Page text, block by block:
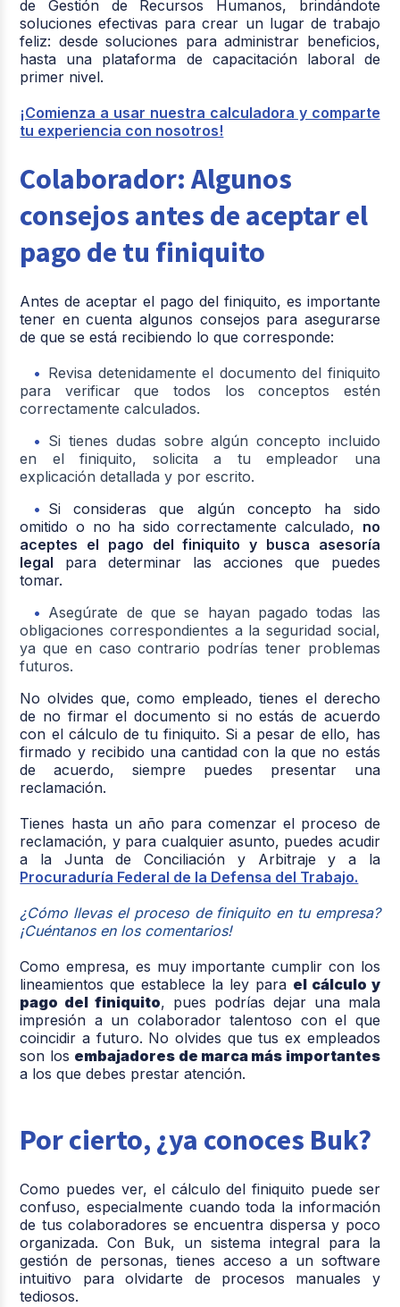
de Gestión de Recursos Humanos, brindándote
soluciones efectivas para crear un lugar de trabajo
feliz: desde soluciones para administrar beneficios,
hasta una plataforma de capacitación laboral de
primer nivel.
¡Comienza a usar nuestra calculadora y comparte
tu experiencia con nosotros!
Colaborador: Algunos
consejos antes de aceptar el
pago de tu finiquito
Antes de aceptar el pago del finiquito, es importante
tener en cuenta algunos consejos para asegurarse
de que se está recibiendo lo que corresponde:
Revisa detenidamente el documento del finiquito
para verificar que todos los conceptos estén
correctamente calculados.
Si tienes dudas sobre algún concepto incluido
en el finiquito, solicita a tu empleador una
explicación detallada y por escrito.
Si consideras que algún concepto ha sido
omitido o no ha sido correctamente calculado, no
aceptes el pago del finiquito y busca asesoría
legal para determinar las acciones que puedes
tomar.
Asegúrate de que se hayan pagado todas las
obligaciones correspondientes a la seguridad social,
ya que en caso contrario podrías tener problemas
futuros.
No olvides que, como empleado, tienes el derecho
de no firmar el documento si no estás de acuerdo
con el cálculo de tu finiquito. Si a pesar de ello, has
firmado y recibido una cantidad con la que no estás
de acuerdo, siempre puedes presentar una
reclamación.
Tienes hasta un año para comenzar el proceso de
reclamación, y para cualquier asunto, puedes acudir
a la Junta de Conciliación y Arbitraje y a la
Procuraduría Federal de la Defensa del Trabajo.
¿Cómo llevas el proceso de finiquito en tu empresa?
¡Cuéntanos en los comentarios!
Como empresa, es muy importante cumplir con los
lineamientos que establece la ley para el cálculo y
pago del finiquito, pues podrías dejar una mala
impresión a un colaborador talentoso con el que
coincidir a futuro. No olvides que tus ex empleados
son los embajadores de marca más importantes
a los que debes prestar atención.
Por cierto, ¿ya conoces Buk?
Como puedes ver, el cálculo del finiquito puede ser
confuso, especialmente cuando toda la información
de tus colaboradores se encuentra dispersa y poco
organizada. Con Buk, un sistema integral para la
gestión de personas, tienes acceso a un software
intuitivo para olvidarte de procesos manuales y
tediosos.